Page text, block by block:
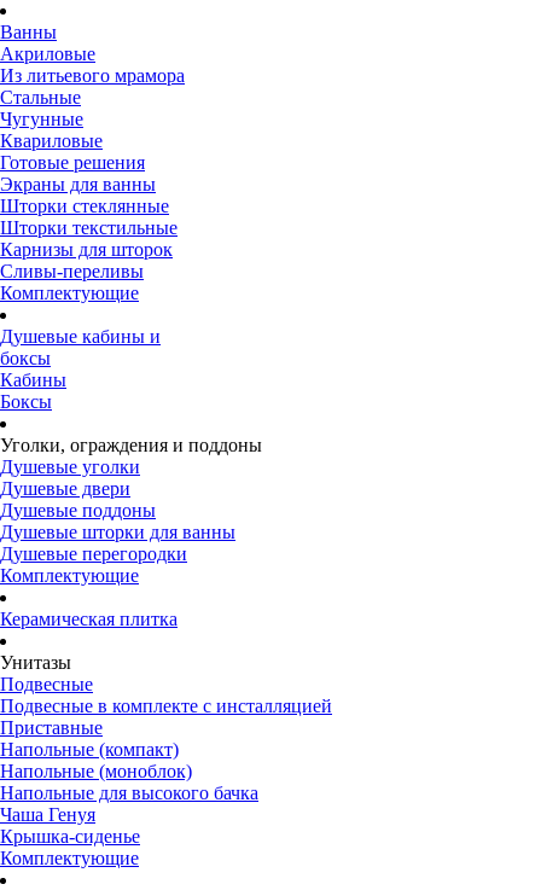
Ванны
Акриловые
Из литьевого мрамора
Стальные
Чугунные
Квариловые
Готовые решения
Экраны для ванны
Шторки стеклянные
Шторки текстильные
Карнизы для шторок
Сливы-переливы
Комплектующие
Душевые кабины и
боксы
Кабины
Боксы
Уголки, ограждения и поддоны
Душевые уголки
Душевые двери
Душевые поддоны
Душевые шторки для ванны
Душевые перегородки
Комплектующие
Керамическая плитка
Унитазы
Подвесные
Подвесные в комплекте с инсталляцией
Приставные
Напольные (компакт)
Напольные (моноблок)
Напольные для высокого бачка
Чаша Генуя
Крышка-сиденье
Комплектующие